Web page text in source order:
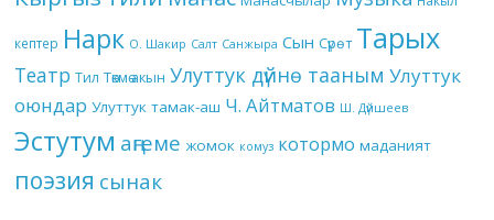
кептер Нарк О. Шакир Салт Санжыра Сын Сүрөт Тарых
Театр Тил Төкмө акын Улуттук дүйнө тааным Улуттук
оюндар Улуттук тамак-аш Ч. Айтматов Ш. Дүйшеев
Эстутум аңгеме жомок комуз котормо маданият
поэзия сынак